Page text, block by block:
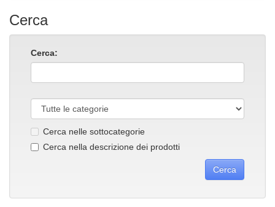
Cerca
Cerca:
Cerca nelle sottocategorie
Cerca nella descrizione dei prodotti